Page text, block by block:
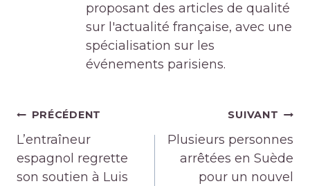
proposant des articles de qualité
sur l'actualité française, avec une
spécialisation sur les
événements parisiens.
Navigation
de
l’article
PRÉCÉDENT
L’entraîneur
espagnol regrette
son soutien à Luis
SUIVANT
Plusieurs personnes
arrêtées en Suède
pour un nouvel